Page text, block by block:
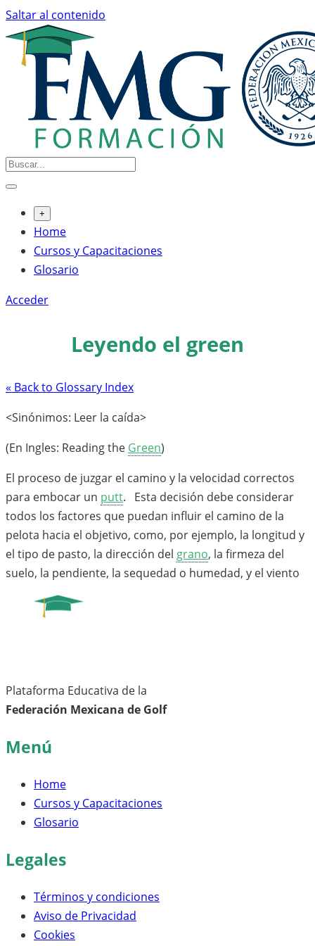
Saltar al contenido
+
Home
Cursos y Capacitaciones
Glosario
Acceder
Leyendo el green
« Back to Glossary Index
<Sinónimos: Leer la caída>
(En Ingles: Reading the Green)
El proceso de juzgar el camino y la velocidad correctos
para embocar un putt. Esta decisión debe considerar
todos los factores que puedan influir el camino de la
pelota hacia el objetivo, como, por ejemplo, la longitud y
el tipo de pasto, la dirección del grano, la firmeza del
suelo, la pendiente, la sequedad o humedad, y el viento
Plataforma Educativa de la
Federación Mexicana de Golf
Menú
Home
Cursos y Capacitaciones
Glosario
Legales
Términos y condiciones
Aviso de Privacidad
Cookies